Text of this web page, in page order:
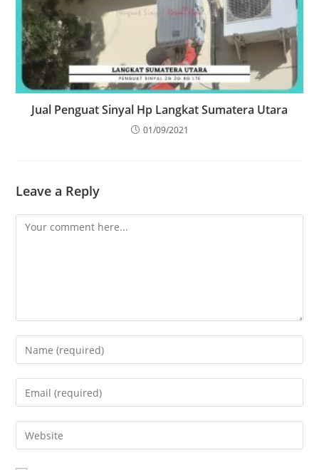
Jual Penguat Sinyal Hp Langkat Sumatera Utara
01/09/2021
Leave a Reply
Comment
Enter
your
name
comment
Enter
your
email
address
Enter
your
website